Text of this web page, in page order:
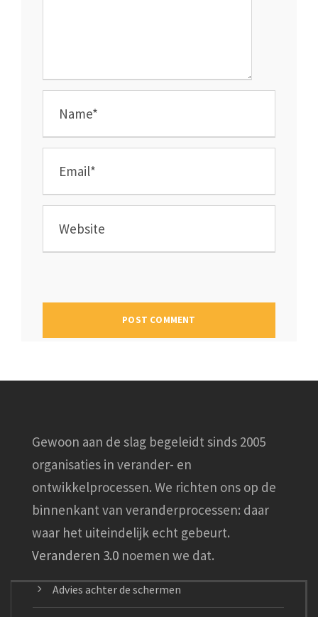
Gewoon aan de slag begeleidt sinds 2005
organisaties in verander- en
ontwikkelprocessen. We richten ons op de
binnenkant van veranderprocessen: daar
waar het uiteindelijk echt gebeurt.
Veranderen 3.0 noemen we dat.
Advies achter de schermen